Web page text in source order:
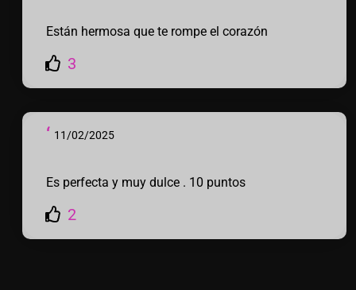
‘ 11/02/2025
Es perfecta y muy dulce . 10 puntos
2
Están hermosa que te rompe el corazón
3